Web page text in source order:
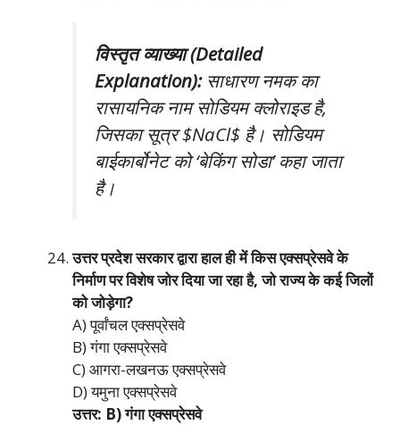
विस्तृत व्याख्या (Detailed
Explanation):साधारण नमक का
रासायनिक नाम सोडियम क्लोराइड है,
जिसका सूत्र $NaCl$ है। सोडियम
बाईकार्बोनेट को ‘बेकिंग सोडा’ कहा जाता
है।
उत्तर प्रदेश सरकार द्वारा हाल ही में किस एक्सप्रेसवे के
निर्माण पर विशेष जोर दिया जा रहा है, जो राज्य के कई जिलों
को जोड़ेगा?
A) पूर्वांचल एक्सप्रेसवे
B) गंगा एक्सप्रेसवे
C) आगरा-लखनऊ एक्सप्रेसवे
D) यमुना एक्सप्रेसवे
उत्तर: B) गंगा एक्सप्रेसवे